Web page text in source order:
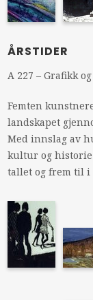
ÅRSTIDER
A 227 – Grafikk
Femten
landskapet
Med innslag av
kultur og historie
tallet og frem til i